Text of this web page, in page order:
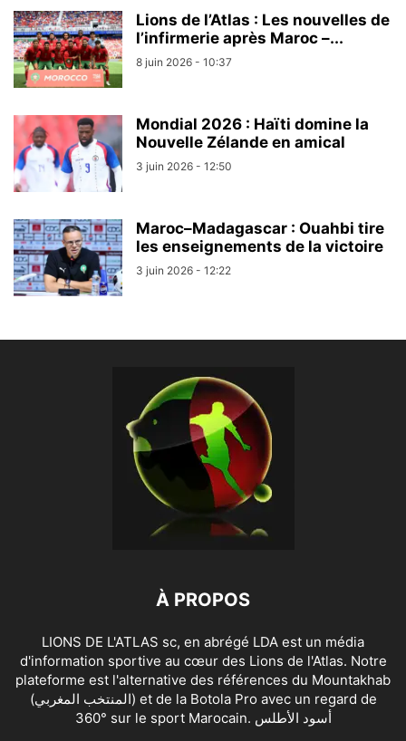
Lions de l’Atlas : Les nouvelles de
l’infirmerie après Maroc –...
8 juin 2026 - 10:37
Mondial 2026 : Haïti domine la
Nouvelle Zélande en amical
3 juin 2026 - 12:50
Maroc–Madagascar : Ouahbi tire
les enseignements de la victoire
3 juin 2026 - 12:22
À PROPOS
LIONS DE L'ATLAS sc, en abrégé LDA est un média
d'information sportive au cœur des Lions de l'Atlas. Notre
plateforme est l'alternative des références du Mountakhab
(المنتخب المغربي) et de la Botola Pro avec un regard de
360° sur le sport Marocain. أسود الأطلس